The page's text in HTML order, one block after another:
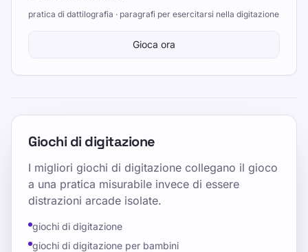
pratica di dattilografia · paragrafi per esercitarsi nella digitazione
Gioca ora
Giochi di digitazione
I migliori giochi di digitazione collegano il gioco
a una pratica misurabile invece di essere
distrazioni arcade isolate.
giochi di digitazione
giochi di digitazione per bambini